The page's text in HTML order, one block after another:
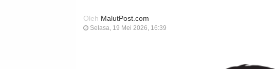
Oleh MalutPost.com
Selasa, 19 Mei 2026, 16:39